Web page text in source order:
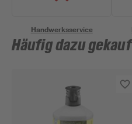
Handwerksservice
Häufig dazu